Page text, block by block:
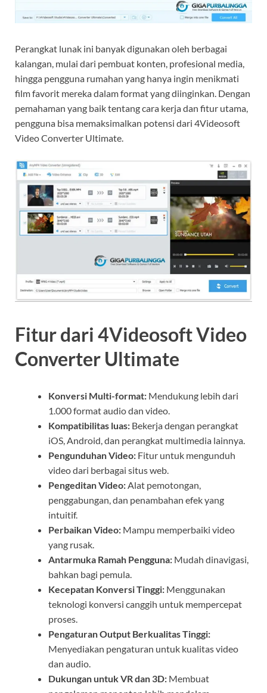
Perangkat lunak ini banyak digunakan oleh berbagai
kalangan, mulai dari pembuat konten, profesional media,
hingga pengguna rumahan yang hanya ingin menikmati
film favorit mereka dalam format yang diinginkan. Dengan
pemahaman yang baik tentang cara kerja dan fitur utama,
pengguna bisa memaksimalkan potensi dari 4Videosoft
Video Converter Ultimate.
Fitur dari 4Videosoft Video
Converter Ultimate
Konversi Multi-format: Mendukung lebih dari
1.000 format audio dan video.
Kompatibilitas luas: Bekerja dengan perangkat
iOS, Android, dan perangkat multimedia lainnya.
Pengunduhan Video: Fitur untuk mengunduh
video dari berbagai situs web.
Pengeditan Video:Alat pemotongan,
penggabungan, dan penambahan efek yang
intuitif.
Perbaikan Video: Mampu memperbaiki video
yang rusak.
Antarmuka Ramah Pengguna: Mudah dinavigasi,
bahkan bagi pemula.
Kecepatan Konversi Tinggi: Menggunakan
teknologi konversi canggih untuk mempercepat
proses.
Pengaturan Output Berkualitas Tinggi:
Menyediakan pengaturan untuk kualitas video
dan audio.
Dukungan untuk VR dan 3D: Membuat